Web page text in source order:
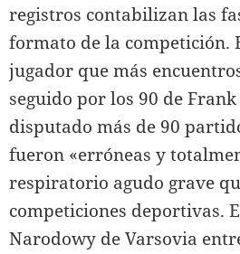
registros contabilizan las
formato de la competición.
jugador que más
seguido por los 90 de
disputado más de 90
fueron «erróneas y
respiratorio agudo grave
competiciones deportivas.
Narodowy de Varsovia